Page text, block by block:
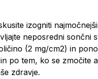
izogniti
neposredni sončni
(2 mg/cm2) in
po tem, ko se zmočite
zdravje.